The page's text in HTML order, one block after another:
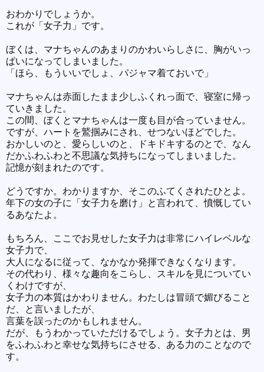
おわかりでしょうか。
これが「女子力」です。
ぼくは、マナちゃんのあまりのかわいらしさに、胸がいっ
ぱいになってしまいました。
「ほら、もういいでしょ、パジャマ着ておいで」
マナちゃんは赤面したまま少しふくれっ面で、寝室に帰っ
ていきました。
この間、ぼくとマナちゃんは一度も目が合っていません。
ですが、ハートを鷲掴みにされ、せつないほどでした。
おかしいのと、愛らしいのと、ドキドキするのとで、なん
だかふわふわと不思議な気持ちになってしまいました。
記憶が刻まれたのです。
どうですか。わかりますか、そこのふてくされたひとよ。
年下の女の子に「女子力を磨け」と言われて、憤慨してい
るあなたよ。
もちろん、ここでお見せした女子力は非常にハイレベルな
女子力で、
大人になるに従って、なかなか発揮できなくなります。
その代わり、様々な趣向をこらし、スキルを見についてい
くわけですが、
女子力の本質はかわりません。わたしは冒頭で媚びること
だ、と言いましたが、
言葉を誤ったのかもしれません。
だが、もうわかっていただけるでしょう。女子力とは、男
をふわふわと幸せな気持ちにさせる、ある力のことなので
す。